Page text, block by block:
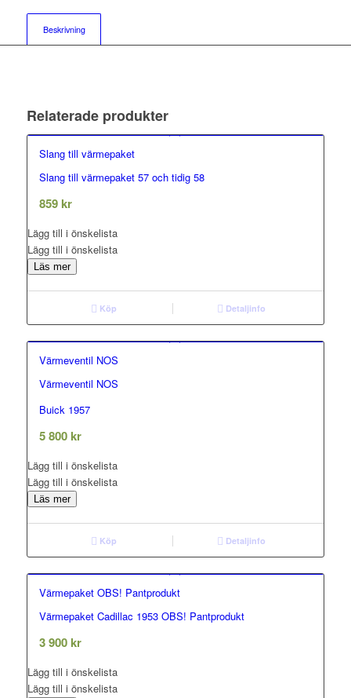
Beskrivning
Relaterade produkter
Slang till värmepaket
Slang till värmepaket 57 och tidig 58
859 kr
Lägg till i önskelista
Lägg till i önskelista
Läs mer
Köp Detaljinfo
Värmeventil NOS
Värmeventil NOS
Buick 1957
5 800 kr
Lägg till i önskelista
Lägg till i önskelista
Läs mer
Köp Detaljinfo
Värmepaket OBS! Pantprodukt
Värmepaket Cadillac 1953 OBS! Pantprodukt
3 900 kr
Lägg till i önskelista
Lägg till i önskelista